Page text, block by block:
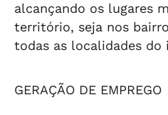
alcançando os lugares
território, seja nos
todas as localidades do
GERAÇÃO DE EMPREGO